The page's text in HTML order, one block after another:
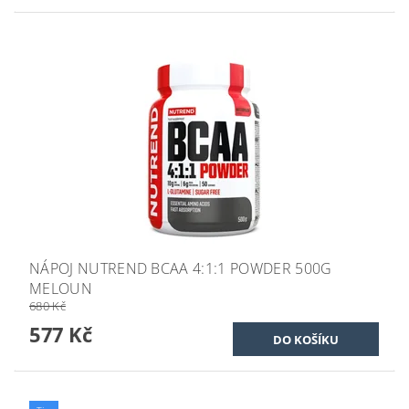
NÁPOJ NUTREND BCAA 4:1:1 POWDER 500G
MELOUN
680 Kč
577 Kč